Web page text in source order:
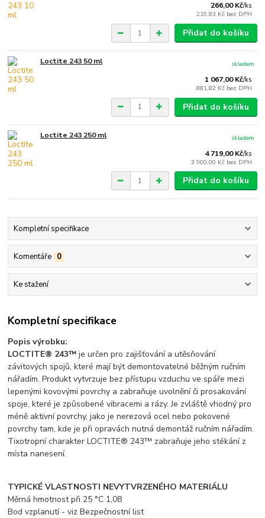
266,00 Kč/ks
219,83 Kč bez DPH
Přidat do košíku
Loctite 243 50 ml
1 067,00 Kč/ks
881,82 Kč bez DPH
skladem
Přidat do košíku
Loctite 243 250 ml
4 719,00 Kč/ks
3 900,00 Kč bez DPH
skladem
Přidat do košíku
Kompletní specifikace
Komentáře 0
Ke stažení
Kompletní specifikace
Popis výrobku:
LOCTITE® 243™je určen pro zajišťování a utěsňování
závitových spojů, které mají být demontovatelné běžným ručním
nářadím. Produkt vytvrzuje bez přístupu vzduchu ve spáře mezi
lepenými kovovými povrchy a zabraňuje uvolnění či prosakování
spoje, které je způsobené vibracemi a rázy. Je zvláště vhodný pro
méně aktivní povrchy, jako je nerezová ocel nebo pokovené
povrchy tam, kde je při opravách nutná demontáž ručním nářadím.
Tixotropní charakter LOCTITE® 243™ zabraňuje jeho stékání z
místa nanesení.
TYPICKÉ VLASTNOSTI NEVYTVRZENÉHO MATERIÁLU
Měrná hmotnost při 25 °C 1,08
Bod vzplanutí - viz Bezpečnostní list